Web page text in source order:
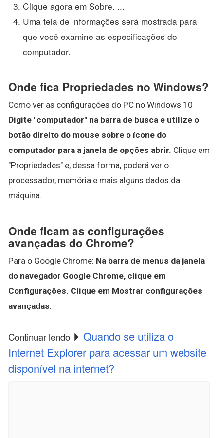
Clique agora em Sobre. ...
Uma tela de informações será mostrada para
que você examine as especificações do
computador.
Onde fica Propriedades no Windows?
Como ver as configurações do PC no Windows 10
Digite "computador" na barra de busca e utilize o
botão direito do mouse sobre o ícone do
computador para a janela de opções abrir. Clique em
"Propriedades" e, dessa forma, poderá ver o
processador, memória e mais alguns dados da
máquina.
Onde ficam as configurações
avançadas do Chrome?
Para o Google Chrome: Na barra de menus da janela
do navegador Google Chrome, clique em
Configurações. Clique em Mostrar configurações
avançadas.
Continuar lendo
Quando se utiliza o
Internet Explorer para acessar um website
disponível na internet?